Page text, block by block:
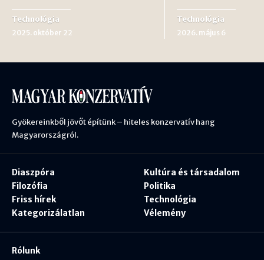
Technológia
2025. október 22
Technológia
2026. május 6
Gyökereinkből jövőt építünk – hiteles konzervatív hang
Magyarországról.
Diaszpóra
Filozófia
Friss hírek
Kategorizálatlan
Kultúra és társadalom
Politika
Technológia
Vélemény
Rólunk